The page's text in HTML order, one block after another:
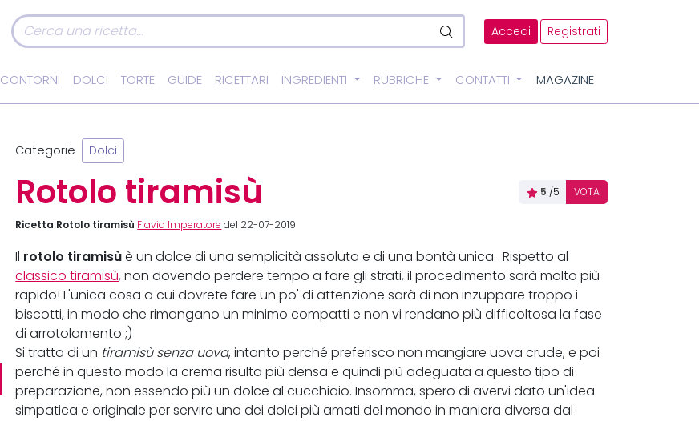
Accedi Registrati
CONTORNI DOLCI TORTE GUIDE RICETTARI INGREDIENTI RUBRICHE CONTATTI MAGAZINE
Categorie Dolci
Rotolo tiramisù 5 /5 VOTA
Ricetta Rotolo tiramisù Flavia Imperatore del 22-07-2019
Il rotolo tiramisù è un dolce di una semplicità assoluta e di una bontà unica. Rispetto al
classico tiramisù, non dovendo perdere tempo a fare gli strati, il procedimento sarà molto più
rapido! L'unica cosa a cui dovrete fare un po' di attenzione sarà di non inzuppare troppo i
biscotti, in modo che rimangano un minimo compatti e non vi rendano più difficoltosa la fase
di arrotolamento ;)
Si tratta di un tiramisù senza uova, intanto perché preferisco non mangiare uova crude, e poi
perché in questo modo la crema risulta più densa e quindi più adeguata a questo tipo di
preparazione, non essendo più un dolce al cucchiaio. Insomma, spero di avervi dato un'idea
simpatica e originale per servire uno dei dolci più amati del mondo in maniera diversa dal